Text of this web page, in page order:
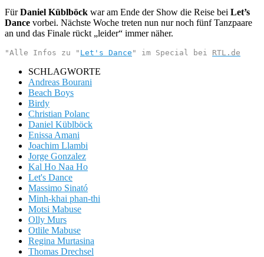
FürDaniel Küblböck war am Ende der Show die Reise bei Let’s
Dance vorbei. Nächste Woche treten nun nur noch fünf Tanzpaare
an und das Finale rückt „leider“ immer näher.
"Alle Infos zu " Let's Dance " im Special bei RTL.de
SCHLAGWORTE
Andreas Bourani
Beach Boys
Birdy
Christian Polanc
Daniel Küblböck
Enissa Amani
Joachim Llambi
Jorge Gonzalez
Kal Ho Naa Ho
Let's Dance
Massimo Sinató
Minh-khai phan-thi
Motsi Mabuse
Olly Murs
Otlile Mabuse
Regina Murtasina
Thomas Drechsel